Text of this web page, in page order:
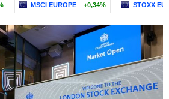
MSCI EUROPE +0,34% STOXX